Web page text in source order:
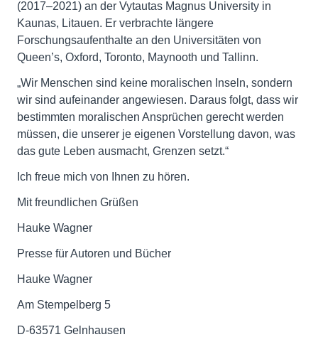
(2017–2021) an der Vytautas Magnus University in
Kaunas, Litauen. Er verbrachte längere
Forschungsaufenthalte an den Universitäten von
Queen’s, Oxford, Toronto, Maynooth und Tallinn.
„Wir Menschen sind keine moralischen Inseln, sondern
wir sind aufeinander angewiesen. Daraus folgt, dass wir
bestimmten moralischen Ansprüchen gerecht werden
müssen, die unserer je eigenen Vorstellung davon, was
das gute Leben ausmacht, Grenzen setzt.“
Ich freue mich von Ihnen zu hören.
Mit freundlichen Grüßen
Hauke Wagner
Presse für Autoren und Bücher
Hauke Wagner
Am Stempelberg 5
D-63571 Gelnhausen